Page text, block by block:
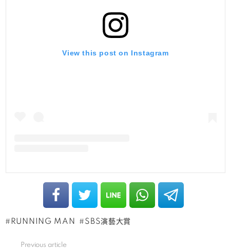
View this post on Instagram
RUNNING MAN SBS演藝大賞
Previous article